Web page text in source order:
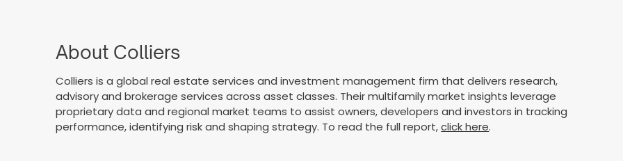
About Colliers
Colliers is a global real estate services and investment management firm that delivers research,
advisory and brokerage services across asset classes. Their multifamily market insights leverage
proprietary data and regional market teams to assist owners, developers and investors in tracking
performance, identifying risk and shaping strategy. To read the full report,click here.